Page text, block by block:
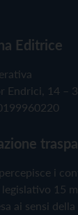
Editrice
Endrici, 14 –
i
15
ai sensi